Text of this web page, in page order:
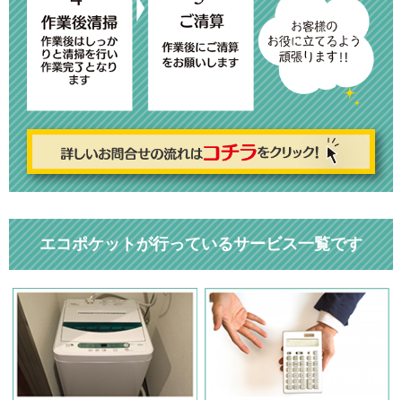
エコポケットが行っているサービス一覧です